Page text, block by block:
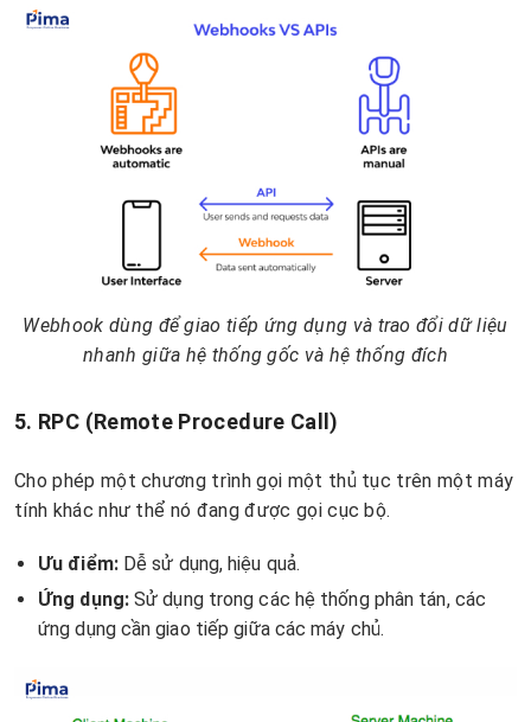
Webhook dùng để giao tiếp ứng dụng và trao đổi dữ liệu
nhanh giữa hệ thống gốc và hệ thống đích
5. RPC (Remote Procedure Call)
Cho phép một chương trình gọi một thủ tục trên một máy
tính khác như thể nó đang được gọi cục bộ.
Ưu điểm:Dễ sử dụng, hiệu quả.
Ứng dụng:Sử dụng trong các hệ thống phân tán, các
ứng dụng cần giao tiếp giữa các máy chủ.